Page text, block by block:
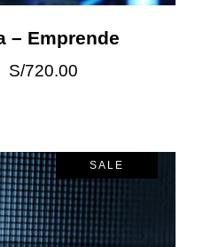
– Emprende
S/720.00
SALE